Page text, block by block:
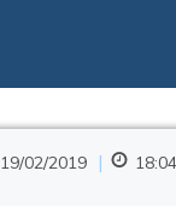
19/02/2019 | 18:04